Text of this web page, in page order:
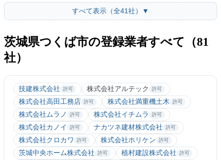
すべて表示（全41社）▼
茨城県つくば市の登録業者すべて（81
社）
技建株式会社 許可 株式会社アルテック 許可
株式会社高田工務店 許可 株式会社満重機土木 許可
株式会社ムラノ 許可 株式会社イチムラ 許可
株式会社カノイ 許可 ナカツネ建材株式会社 許可
株式会社クロカワ 許可 株式会社ホリケン 許可
茨城中央ホーム株式会社 許可 植村建設株式会社 許可